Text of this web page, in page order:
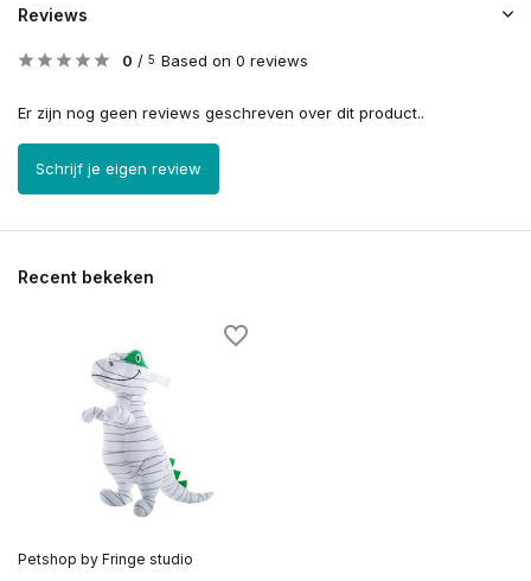
Reviews
0 / 5 Based on 0 reviews
Er zijn nog geen reviews geschreven over dit product..
Schrijf je eigen review
Recent bekeken
Petshop by Fringe studio